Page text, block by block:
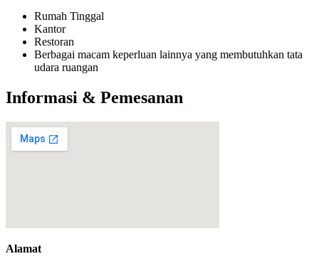
Rumah Tinggal
Kantor
Restoran
Berbagai macam keperluan lainnya yang membutuhkan tata
udara ruangan
Informasi & Pemesanan
Alamat